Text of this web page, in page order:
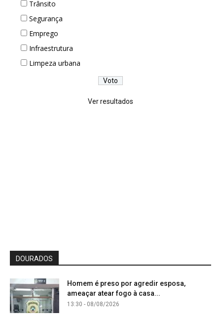
Trânsito
Segurança
Emprego
Infraestrutura
Limpeza urbana
Ver resultados
DOURADOS
Homem é preso por agredir esposa,
ameaçar atear fogo à casa...
13:30 - 08/08/2026